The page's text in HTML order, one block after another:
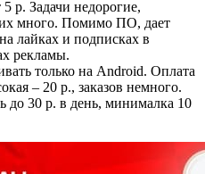
р. Задачи недорогие,
много. Помимо ПО, дает
лайках и подписках в
рекламы.
только на Android. Оплата
– 20 р., заказов немного.
до 30 р. в день, минималка 10